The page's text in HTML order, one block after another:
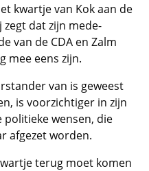
kwartje van Kok aan de
dat zijn mede-
van de CDA en Zalm
mee eens zijn.
van is geweest
is voorzichtiger in zijn
wensen, die
afgezet worden.
terug moet komen